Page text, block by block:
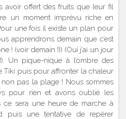
avoir offert des fruits que leur fil
un moment imprévu riche en
une fois il existe un plan pour
apprendrons demain que c’est
! (voir demain !)) (Oui j’ai un jour
Un pique-nique à l’ombre des
Tiki puis pour affronter la chaleur
pas la plage ! Nous sommes
pour rien et avons oublié les
ce sera une heure de marche à
puis une tentative de repérer